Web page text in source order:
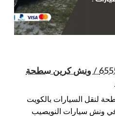
ونش النويصيب / 65557275 / ونش كرين سطحة
لنقل السيارات بالكويت
ونش سيارات النويصيب